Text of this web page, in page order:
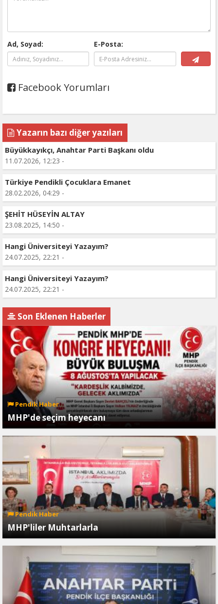
Ad, Soyad: E-Posta:
Facebook Yorumları
Yazarın bazı diğer yazıları
Büyükkayıkçı, Anahtar Parti Başkanı oldu
11.07.2026, 12:23 -
Türkiye Pendikli Çocuklara Emanet
28.02.2026, 04:29 -
ŞEHİT HÜSEYİN ALTAY
23.08.2025, 14:50 -
Hangi Üniversiteyi Yazayım?
24.07.2025, 22:21 -
Hangi Üniversiteyi Yazayım?
24.07.2025, 22:21 -
Son Eklenen Haberler
Pendik Haber
MHP'de seçim heyecanı
Pendik Haber
MHP'liler Muhtarlarla